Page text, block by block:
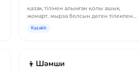
қазақ тілінен алынған қолы ашық
жомарт, мырза болсын деген тілекпен
Kazakh
👦 Шәмши